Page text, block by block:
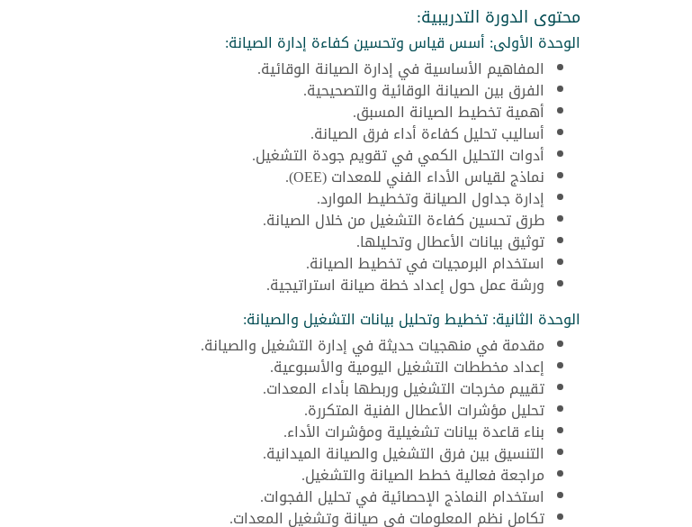
محتوى الدورة التدريبية:
الوحدة الأولى: أسس قياس وتحسين كفاءة إدارة الصيانة:
المفاهيم الأساسية في إدارة الصيانة الوقائية.
الفرق بين الصيانة الوقائية والتصحيحية.
أهمية تخطيط الصيانة المسبق.
أساليب تحليل كفاءة أداء فرق الصيانة.
أدوات التحليل الكمي في تقويم جودة التشغيل.
نماذج لقياس الأداء الفني للمعدات (OEE).
إدارة جداول الصيانة وتخطيط الموارد.
طرق تحسين كفاءة التشغيل من خلال الصيانة.
توثيق بيانات الأعطال وتحليلها.
استخدام البرمجيات في تخطيط الصيانة.
ورشة عمل حول إعداد خطة صيانة استراتيجية.
الوحدة الثانية: تخطيط وتحليل بيانات التشغيل والصيانة:
مقدمة في منهجيات حديثة في إدارة التشغيل والصيانة.
إعداد مخططات التشغيل اليومية والأسبوعية.
تقييم مخرجات التشغيل وربطها بأداء المعدات.
تحليل مؤشرات الأعطال الفنية المتكررة.
بناء قاعدة بيانات تشغيلية ومؤشرات الأداء.
التنسيق بين فرق التشغيل والصيانة الميدانية.
مراجعة فعالية خطط الصيانة والتشغيل.
استخدام النماذج الإحصائية في تحليل الفجوات.
تكامل نظم المعلومات في صيانة وتشغيل المعدات.